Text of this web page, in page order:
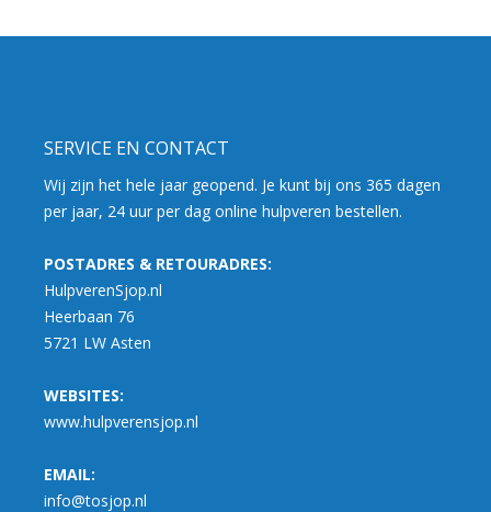
SERVICE EN CONTACT
Wij zijn het hele jaar geopend. Je kunt bij ons 365 dagen
per jaar, 24 uur per dag online hulpveren bestellen.
POSTADRES & RETOURADRES:
HulpverenSjop.nl
Heerbaan 76
5721 LW Asten
WEBSITES:
www.hulpverensjop.nl
EMAIL:
info@tosjop.nl